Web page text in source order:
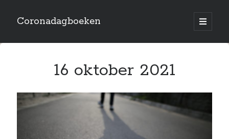
Coronadagboeken
open
primary
Sidebar
October 2023
December 2021
November 2021
16 oktober 2021